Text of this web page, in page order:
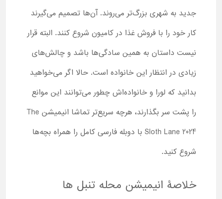
جدید به شهری بزرگ‌تر می‌روند. آن‌ها تصمیم می‌گیرند
کار خود را با فروش غذا در کامیون شروع کنند. البته قرار
نیست داستان به همین سادگی‌ها باشد و چالش‌های
زیادی در انتظار این خانواده است. حالا اگر می‌خواهید
بدانید که لورا و خانواده‌اش چطور می‌توانند این موانع
را پشت سر بگذارند، هرچه سریع‌تر تماشا انیمیشن The
Sloth Lane 2024 با دوبله فارسی کامل را همراه بچه‌ها
شروع کنید.
خلاصۀ انیمیشن محله تنبل ها